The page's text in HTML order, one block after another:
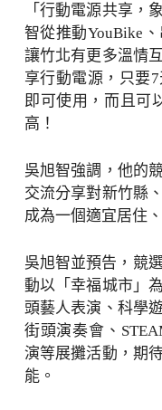
「行動電源共享，
智從推動YouBike
讓竹北有更多溫情
享行動電源，只要
即可使用，而且可
高！
吳旭智強調，他的
交流分享對新竹縣
成為一個適宜居住
吳旭智並預告，競
動以「幸福城市」
頭藝人表演、科學
街頭演奏會、
演等展攤活動，期
能。